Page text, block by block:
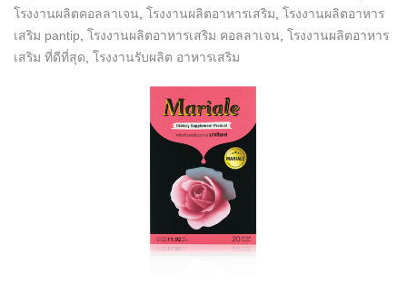
โรงงานผลิตคอลลาเจน โรงงานผลิตอาหารเสริม โรงงานผลิตอาหาร
เสริม pantip โรงงานผลิตอาหารเสริม คอลลาเจน โรงงานผลิตอาหาร
เสริม ที่ดีที่สุด โรงงานรับผลิต อาหารเสริม